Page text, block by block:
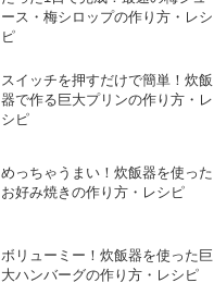
ース・梅シロップの作り方・レシ
ピ
スイッチを押すだけで簡単！炊飯
器で作る巨大プリンの作り方・レ
シピ
めっちゃうまい！炊飯器を使った
お好み焼きの作り方・レシピ
ボリューミー！炊飯器を使った巨
大ハンバーグの作り方・レシピ